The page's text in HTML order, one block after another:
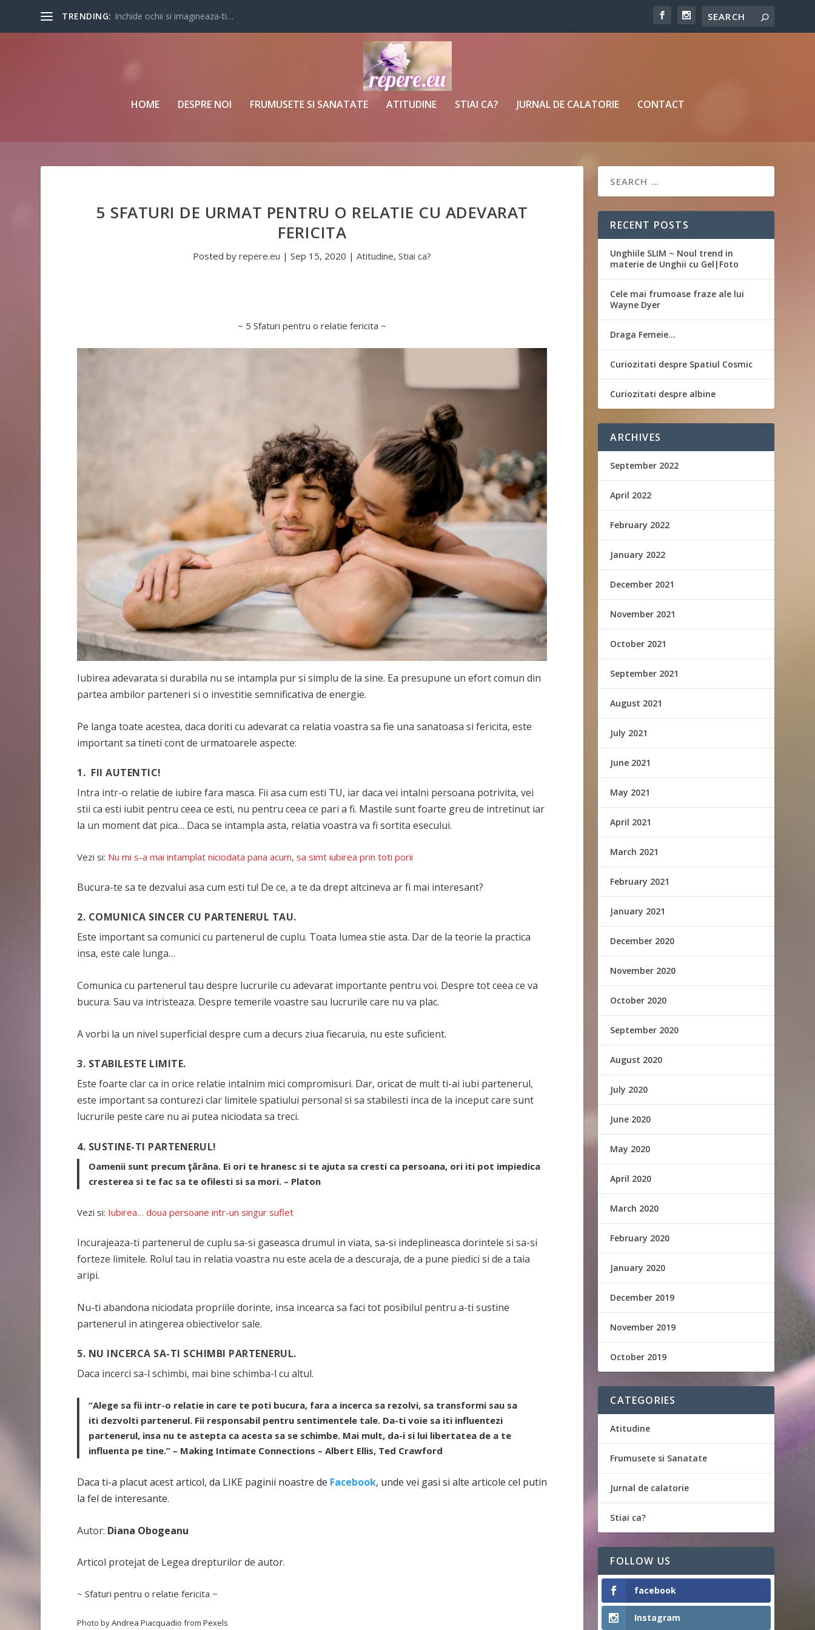
TRENDING: Inchide ochii si imagineaza-ti…
HOME DESPRE NOI FRUMUSETE SI SANATATE ATITUDINE STIAI CA? JURNAL DE CALATORIE CONTACT
5 SFATURI DE URMAT PENTRU O RELATIE CU ADEVARAT
FERICITA
Posted byrepere.eu |Sep 15, 2020 |Atitudine,Stiai ca?
~ 5 Sfaturi pentru o relatie fericita ~
Iubirea adevarata si durabila nu se intampla pur si simplu de la sine. Ea presupune un efort comun din
partea ambilor parteneri si o investitie semnificativa de energie.
Pe langa toate acestea, daca doriti cu adevarat ca relatia voastra sa fie una sanatoasa si fericita, este
important sa tineti cont de urmatoarele aspecte:
1. FII AUTENTIC!
Intra intr-o relatie de iubire fara masca. Fii asa cum esti TU, iar daca vei intalni persoana potrivita, vei
stii ca esti iubit pentru ceea ce esti, nu pentru ceea ce pari a fi. Mastile sunt foarte greu de intretinut iar
la un moment dat pica… Daca se intampla asta, relatia voastra va fi sortita esecului.
Vezi si: Nu mi s-a mai intamplat niciodata pana acum, sa simt iubirea prin toti porii
Bucura-te sa te dezvalui asa cum esti tu! De ce, a te da drept altcineva ar fi mai interesant?
2. COMUNICA SINCER CU PARTENERUL TAU.
Este important sa comunici cu partenerul de cuplu. Toata lumea stie asta. Dar de la teorie la practica
insa, este cale lunga…
Comunica cu partenerul tau despre lucrurile cu adevarat importante pentru voi. Despre tot ceea ce va
bucura. Sau va intristeaza. Despre temerile voastre sau lucrurile care nu va plac.
A vorbi la un nivel superficial despre cum a decurs ziua fiecaruia, nu este suficient.
3. STABILESTE LIMITE.
Este foarte clar ca in orice relatie intalnim mici compromisuri. Dar, oricat de mult ti-ai iubi partenerul,
este important sa conturezi clar limitele spatiului personal si sa stabilesti inca de la inceput care sunt
lucrurile peste care nu ai putea niciodata sa treci.
4. SUSTINE-TI PARTENERUL!
Oamenii sunt precum ţărâna. Ei ori te hranesc si te ajuta sa cresti ca persoana, ori iti pot impiedica
cresterea si te fac sa te ofilesti si sa mori. – Platon
Vezi si: Iubirea… doua persoane intr-un singur suflet
Incurajeaza-ti partenerul de cuplu sa-si gaseasca drumul in viata, sa-si indeplineasca dorintele si sa-si
forteze limitele. Rolul tau in relatia voastra nu este acela de a descuraja, de a pune piedici si de a taia
aripi.
Nu-ti abandona niciodata propriile dorinte, insa incearca sa faci tot posibilul pentru a-ti sustine
partenerul in atingerea obiectivelor sale.
5. NU INCERCA SA-TI SCHIMBI PARTENERUL.
Daca incerci sa-l schimbi, mai bine schimba-l cu altul.
“Alege sa fii intr-o relatie in care te poti bucura, fara a incerca sa rezolvi, sa transformi sau sa
iti dezvolti partenerul. Fii responsabil pentru sentimentele tale. Da-ti voie sa iti influentezi
partenerul, insa nu te astepta ca acesta sa se schimbe. Mai mult, da-i si lui libertatea de a te
influenta pe tine.” – Making Intimate Connections – Albert Ellis, Ted Crawford
Daca ti-a placut acest articol, da LIKE paginii noastre de Facebook, unde vei gasi si alte articole cel putin
la fel de interesante.
Autor: Diana Obogeanu
Articol protejat de Legea drepturilor de autor.
~ Sfaturi pentru o relatie fericita ~
Photo byAndrea Piacquadio fromPexels
RECENT POSTS
Unghiile SLIM ~ Noul trend in
materie de Unghii cu Gel|Foto
Cele mai frumoase fraze ale lui
Wayne Dyer
Draga Femeie…
Curiozitati despre Spatiul Cosmic
Curiozitati despre albine
ARCHIVES
September 2022
April 2022
February 2022
January 2022
December 2021
November 2021
October 2021
September 2021
August 2021
July 2021
June 2021
May 2021
April 2021
March 2021
February 2021
January 2021
December 2020
November 2020
October 2020
September 2020
August 2020
July 2020
June 2020
May 2020
April 2020
March 2020
February 2020
January 2020
December 2019
November 2019
October 2019
CATEGORIES
Atitudine
Frumusete si Sanatate
Jurnal de calatorie
Stiai ca?
FOLLOW US
facebook
Instagram